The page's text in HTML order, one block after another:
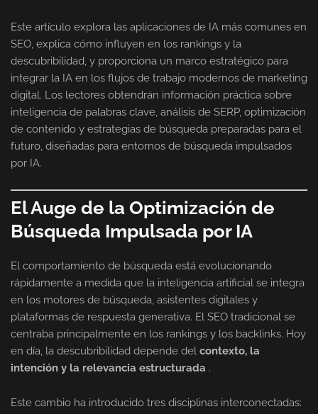
Este artículo explora las aplicaciones de IA más comunes en
SEO, explica cómo influyen en los rankings y la
descubribilidad, y proporciona un marco estratégico para
integrar la IA en los flujos de trabajo modernos de marketing
digital. Los lectores obtendrán información práctica sobre
inteligencia de palabras clave, análisis de SERP, optimización
de contenido y estrategias de búsqueda preparadas para el
futuro, diseñadas para entornos de búsqueda impulsados
por IA.
El Auge de la Optimización de
Búsqueda Impulsada por IA
El comportamiento de búsqueda está evolucionando
rápidamente a medida que la inteligencia artificial se integra
en los motores de búsqueda, asistentes digitales y
plataformas de respuesta generativa. El SEO tradicional se
centraba principalmente en los rankings y los backlinks. Hoy
en día, la descubribilidad depende del contexto, la
intención y la relevancia estructurada .
Este cambio ha introducido tres disciplinas interconectadas: